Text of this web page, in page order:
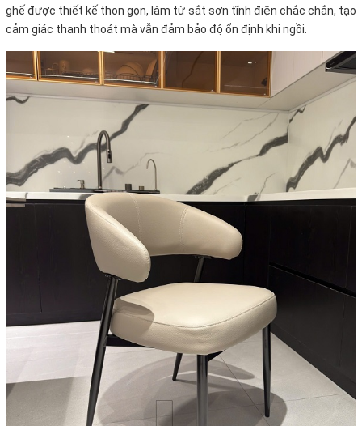
ghế được thiết kế thon gọn, làm từ sắt sơn tĩnh điện chắc chắn, tạo
cảm giác thanh thoát mà vẫn đảm bảo độ ổn định khi ngồi.